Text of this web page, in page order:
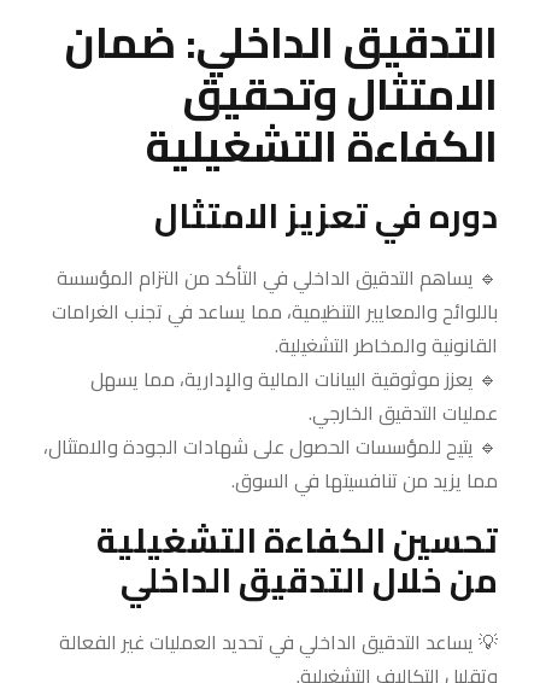
التدقيق الداخلي: ضمان
الامتثال وتحقيق
الكفاءة التشغيلية
دوره في تعزيز الامتثال
🔹 يساهم التدقيق الداخلي في التأكد من التزام المؤسسة
باللوائح والمعايير التنظيمية، مما يساعد في تجنب الغرامات
القانونية والمخاطر التشغيلية.
🔹 يعزز موثوقية البيانات المالية والإدارية، مما يسهل
عمليات التدقيق الخارجي.
🔹 يتيح للمؤسسات الحصول على شهادات الجودة والامتثال،
مما يزيد من تنافسيتها في السوق.
تحسين الكفاءة التشغيلية
من خلال التدقيق الداخلي
💡 يساعد التدقيق الداخلي في تحديد العمليات غير الفعالة